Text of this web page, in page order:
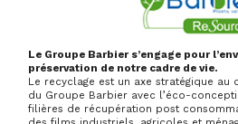
Le Groupe Barbier s’engage pour
préservation de notre cadre de vie.
Le recyclage est un axe stratégique
du Groupe Barbier avec l’éco-
filières de récupération post